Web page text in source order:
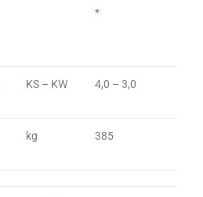
*
KS – KW 4,0 – 3,0
kg 385